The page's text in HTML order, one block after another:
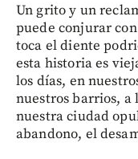
Un grito y un
puede conjurar
toca el diente
esta historia es
los días, en
nuestros barrios, a
nuestra ciudad
abandono, el